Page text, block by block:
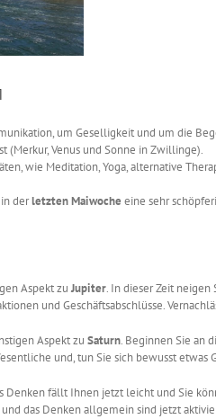
um Geselligkeit und um die
(Merkur, Venus und Sonne in Zwillinge).
wie Meditation, Yoga, alternative
derletzten Maiwoche eine sehr
Aspekt zu Jupiter. In dieser Zeit
und Geschäftsabschlüsse.
Aspekt zu Saturn. Beginnen Sie an
und, tun Sie sich bewusst etwas
Denken fällt Ihnen jetzt leicht und Sie
das Denken allgemein sind jetzt